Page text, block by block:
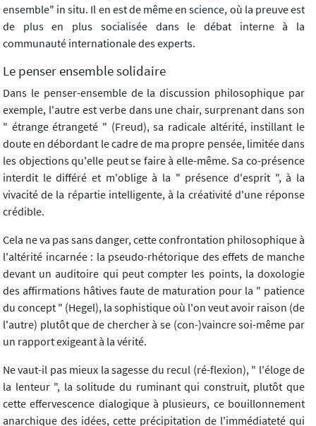
ensemble" in situ. Il en est de même en science, où la preuve est
de plus en plus socialisée dans le débat interne à la
communauté internationale des experts.
Le penser ensemble solidaire
Dans le penser-ensemble de la discussion philosophique par
exemple, l'autre est verbe dans une chair, surprenant dans son
" étrange étrangeté " (Freud), sa radicale altérité, instillant le
doute en débordant le cadre de ma propre pensée, limitée dans
les objections qu'elle peut se faire à elle-même. Sa co-présence
interdit le différé et m'oblige à la " présence d'esprit ", à la
vivacité de la répartie intelligente, à la créativité d'une réponse
crédible.
Cela ne va pas sans danger, cette confrontation philosophique à
l'altérité incarnée : la pseudo-rhétorique des effets de manche
devant un auditoire qui peut compter les points, la doxologie
des affirmations hâtives faute de maturation pour la " patience
du concept " (Hegel), la sophistique où l'on veut avoir raison (de
l'autre) plutôt que de chercher à se (con-)vaincre soi-même par
un rapport exigeant à la vérité.
Ne vaut-il pas mieux la sagesse du recul (ré-flexion), " l'éloge de
la lenteur ", la solitude du ruminant qui construit, plutôt que
cette effervescence dialogique à plusieurs, ce bouillonnement
anarchique des idées, cette précipitation de l'immédiateté qui